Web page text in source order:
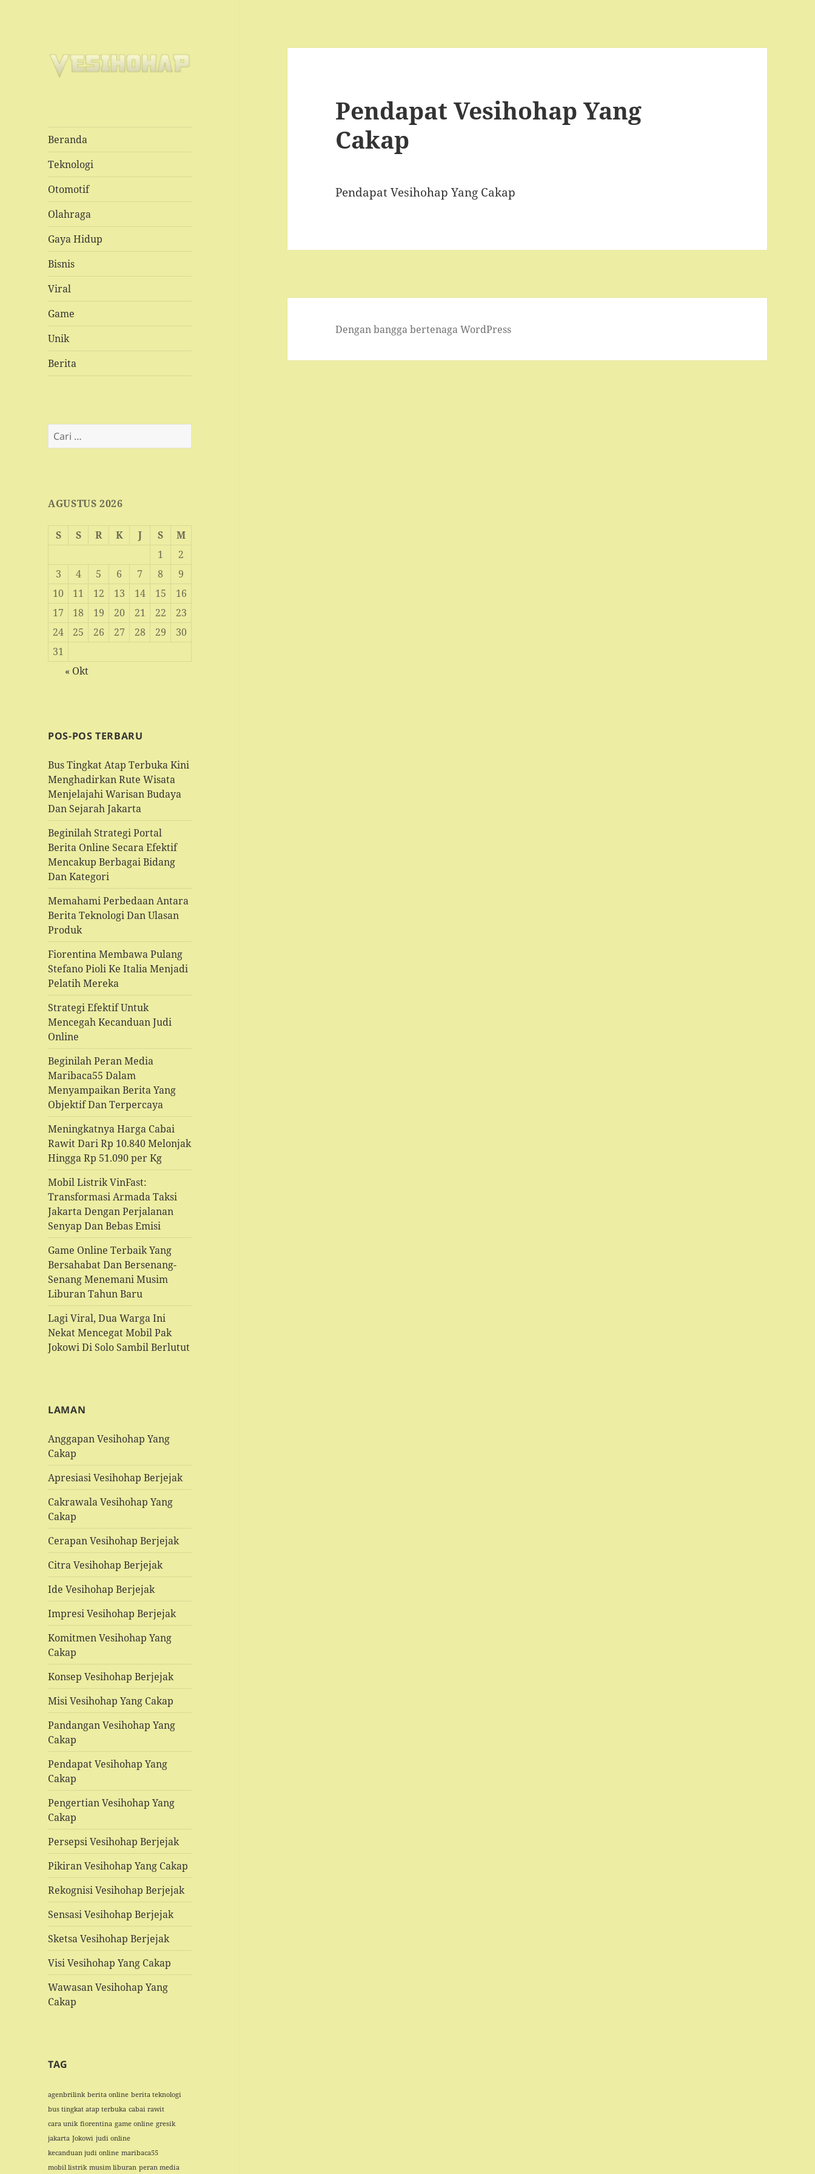
Beranda
Teknologi
Otomotif
Olahraga
Gaya Hidup
Bisnis
Viral
Game
Unik
Berita
Cari
untuk:
AGUSTUS 2026
S S R K J S
M
1
2
3
4 5 6 7 8
9
10
11 12 13 14 15
16
17
18 19 20 21 22
23
24
25 26 27 28 29
30
31
« Okt
POS-POS TERBARU
Bus Tingkat Atap Terbuka Kini
Menghadirkan Rute Wisata
Menjelajahi Warisan Budaya
Dan Sejarah Jakarta
Beginilah Strategi Portal
Berita Online Secara Efektif
Mencakup Berbagai Bidang
Dan Kategori
Memahami Perbedaan Antara
Berita Teknologi Dan Ulasan
Produk
Fiorentina Membawa Pulang
Stefano Pioli Ke Italia Menjadi
Pelatih Mereka
Strategi Efektif Untuk
Mencegah Kecanduan Judi
Online
Beginilah Peran Media
Maribaca55 Dalam
Menyampaikan Berita Yang
Objektif Dan Terpercaya
Meningkatnya Harga Cabai
Rawit Dari Rp 10.840 Melonjak
Hingga Rp 51.090 per Kg
Mobil Listrik VinFast:
Transformasi Armada Taksi
Jakarta Dengan Perjalanan
Senyap Dan Bebas Emisi
Game Online Terbaik Yang
Bersahabat Dan Bersenang-
Senang Menemani Musim
Liburan Tahun Baru
Lagi Viral, Dua Warga Ini
Nekat Mencegat Mobil Pak
Jokowi Di Solo Sambil Berlutut
LAMAN
Anggapan Vesihohap Yang
Cakap
Apresiasi Vesihohap Berjejak
Cakrawala Vesihohap Yang
Cakap
Cerapan Vesihohap Berjejak
Citra Vesihohap Berjejak
Ide Vesihohap Berjejak
Impresi Vesihohap Berjejak
Komitmen Vesihohap Yang
Cakap
Konsep Vesihohap Berjejak
Misi Vesihohap Yang Cakap
Pandangan Vesihohap Yang
Cakap
Pendapat Vesihohap Yang
Cakap
Pengertian Vesihohap Yang
Cakap
Persepsi Vesihohap Berjejak
Pikiran Vesihohap Yang Cakap
Rekognisi Vesihohap Berjejak
Sensasi Vesihohap Berjejak
Sketsa Vesihohap Berjejak
Visi Vesihohap Yang Cakap
Wawasan Vesihohap Yang
Cakap
TAG
agenbrilink berita online berita teknologi
bus tingkat atap terbuka cabai rawit
cara unik fiorentina game online gresik
jakarta Jokowi judi online
kecanduan judi online maribaca55
mobil listrik musim liburan peran media
Pendapat Vesihohap Yang
Cakap
Pendapat Vesihohap Yang Cakap
Dengan bangga bertenaga WordPress